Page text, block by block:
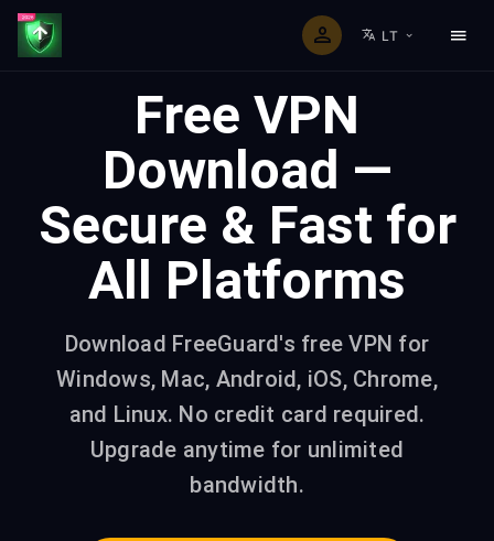
LT
Free VPN
Download —
Secure & Fast for
All Platforms
Download FreeGuard's free VPN for
Windows, Mac, Android, iOS, Chrome,
and Linux. No credit card required.
Upgrade anytime for unlimited
bandwidth.